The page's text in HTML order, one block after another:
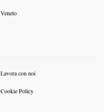
Veneto
Lavora con noi
Cookie Policy